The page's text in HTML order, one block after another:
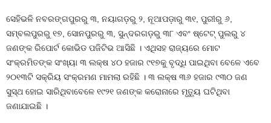
ସେହିଭଳି ନବରଙ୍ଗପୁରରୁ ୩, ନୟାଗଡ଼ରୁ ୨, ନୂଆପଡ଼ାରୁ ୩୧, ପୁରୀରୁ ୬,
ସମ୍ବଲପୁରରୁ ୧୭, ସୋନପୁରରୁ ୩, ସୁନ୍ଦରଗଡ଼ରୁ ୩୮ ଏବଂ ଷ୍ଟେଟ୍ ପୁଲରୁ ୪
ଜଣଙ୍କ ରିପୋର୍ଟ କୋଭିଡ ପଜିଟିଭ ଆସିଛି । ଏଥିସହ ରାଜ୍ୟରେ ମୋଟ
ସଂକ୍ରମିତଙ୍କ ସଂଖ୍ୟା ୩ ଲକ୍ଷ ୪୦ ହଜାର ୯୧୭କୁ ବୃଦ୍ଧି ପାଇଥିବା ବେଳେ ଏବେ
୨୦୧୩ଟି ସକ୍ରିୟ ସଂକ୍ରମଣ ମାମଲା ରହିଛି । ୩ ଲକ୍ଷ ୩୬ ହଜାର ୯୩୦ ଜଣ
ସୁସ୍ଥ ହୋଇ ସାରିଥିବାବେଳେ ୧୯୨୧ ଜଣଙ୍କ କରୋନାରେ ମୃତ୍ୟୁ ଘଟିଥିବା
ଜଣାଯାଇଛି ।